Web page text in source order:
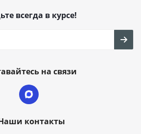
всегда в курсе!
на связи
контакты